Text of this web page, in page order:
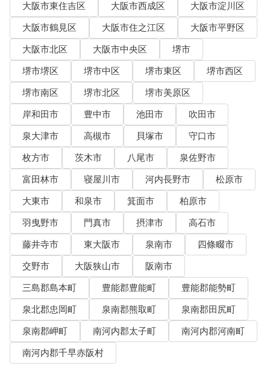
大阪市東住吉区
大阪市西成区
大阪市淀川区
大阪市鶴見区
大阪市住之江区
大阪市平野区
大阪市北区
大阪市中央区
堺市
堺市堺区
堺市中区 堺市東区
堺市西区
堺市南区
堺市北区
堺市美原区
岸和田市
豊中市 池田市
吹田市
泉大津市
高槻市 貝塚市
守口市
枚方市
茨木市 八尾市
泉佐野市
富田林市
寝屋川市 河内長野市
松原市
大東市
和泉市 箕面市
柏原市
羽曳野市
門真市 摂津市
高石市
藤井寺市
東大阪市 泉南市
四條畷市
交野市
大阪狭山市
阪南市
三島郡島本町
豊能郡豊能町
豊能郡能勢町
泉北郡忠岡町
泉南郡熊取町
泉南郡田尻町
泉南郡岬町
南河内郡太子町
南河内郡河南町
南河内郡千早赤阪村